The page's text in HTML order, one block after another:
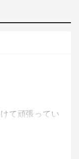
て頑張ってい
向き合ってい